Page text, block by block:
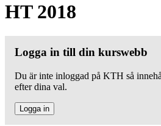
HT 2018
Logga in till din kurswebb
Du är inte inloggad på KTH så
efter dina val.
Logga in